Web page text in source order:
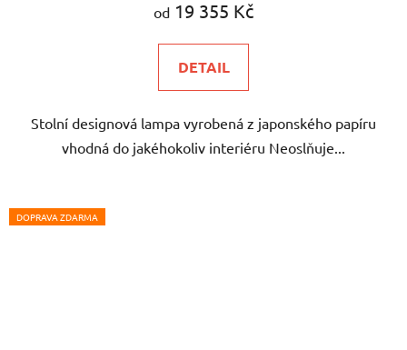
od 19 355 Kč
DETAIL
Stolní designová lampa vyrobená z japonského papíru
vhodná do jakéhokoliv interiéru Neoslňuje...
DOPRAVA ZDARMA